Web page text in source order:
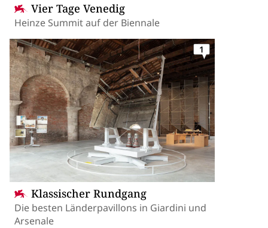
Vier Tage Venedig
Heinze Summit auf der Biennale
Klassischer Rundgang
Die besten Länderpavillons in Giardini und
Arsenale
1